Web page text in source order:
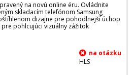
na novú online éru. Ovládnite
skladacím telefónom Samsung
dizajne pre pohodlnejší úchop
pohlcujúci vizuálny zážitok
HLS